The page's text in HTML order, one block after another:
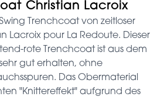
Christian Lacroix
Trenchcoat von zeitloser
Lacroix pour La Redoute. Dieser
rote Trenchcoat ist aus dem
gut erhalten, ohne
Das Obermaterial
"Knittereffekt" aufgrund des